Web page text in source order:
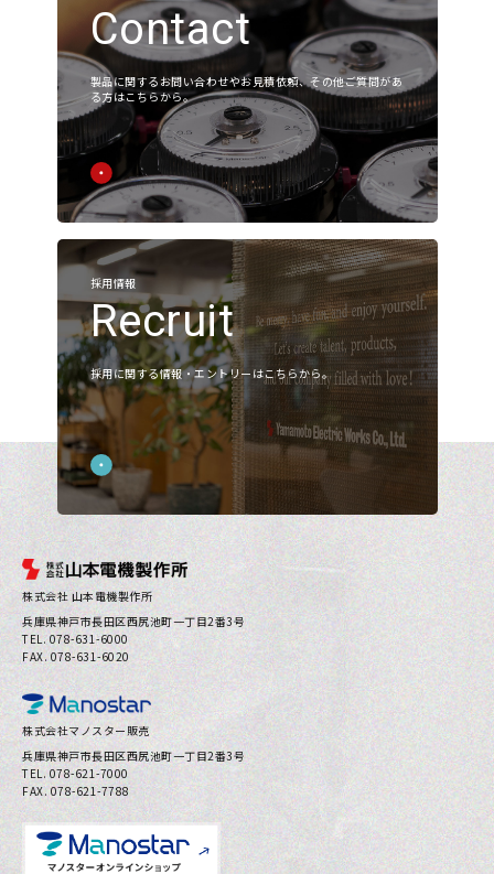
Contact
製品に関するお問い合わせやお見積依頼、その他ご質問があ
る方はこちらから。
採用情報
Recruit
採用に関する情報・エントリーはこちらから。
株式会社 山本電機製作所
兵庫県神⼾市⻑⽥区⻄尻池町⼀丁⽬2番3号
TEL. 078-631-6000
FAX. 078-631-6020
株式会社マノスター販売
兵庫県神⼾市⻑⽥区⻄尻池町⼀丁⽬2番3号
TEL. 078-621-7000
FAX. 078-621-7788